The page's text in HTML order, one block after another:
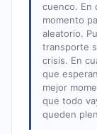
cuenco. En
momento
aleatorio.
transporte
crisis. En
que
mejor
que todo
queden